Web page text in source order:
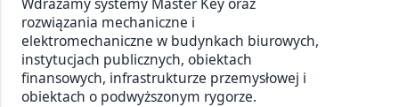
rozwiązania mechaniczne i
elektromechaniczne w budynkach biurowych,
instytucjach publicznych, obiektach
finansowych, infrastrukturze przemysłowej i
obiektach o podwyższonym rygorze.